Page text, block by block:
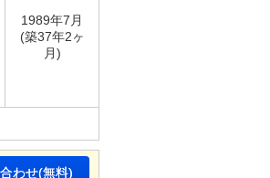
1989年7月
(築37年2ヶ
月)
わせ(無料)